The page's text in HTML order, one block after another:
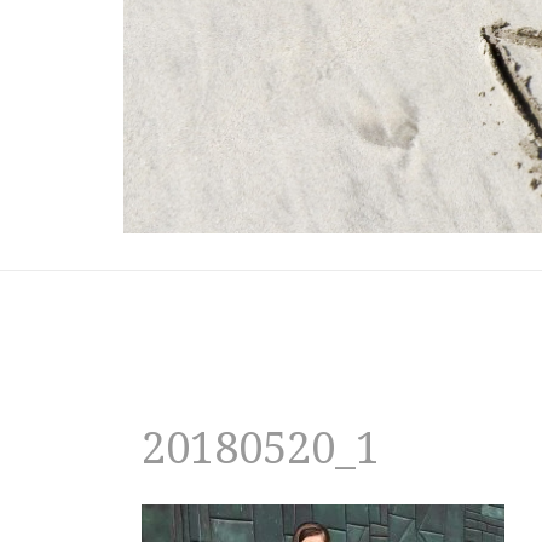
20180520_1